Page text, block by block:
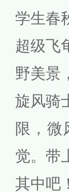
学生春
超级飞
野美景
旋风骑
限，微
觉。带
其中吧！